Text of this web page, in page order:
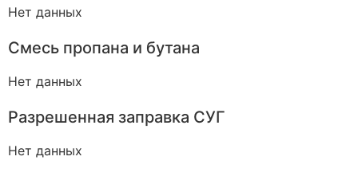
Нет данных
Смесь пропана и бутана
Нет данных
Разрешенная заправка СУГ
Нет данных